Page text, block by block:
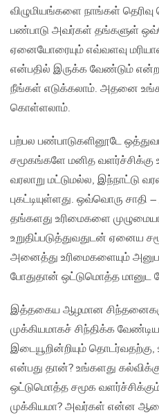
விழுமியங்களை நாங்கள்
பண்பாடு அவர்கள் தங்களுள்
ஏனையோரையும் எவ்வளவு
என்பதில் இருக்க வேண்டும்
நீங்கள் எடுக்கலாம். அதனை
கொள்ளலாம்.
பற்பல பண்பாடுகளினூடே
சமூகங்களே மனித
வரலாறு மட்டுமல்ல, இந்நாட்டு
புகட்டியுள்ளது. ஒவ்வொரு சாதி
தங்களது உரிமைகளை
உறுதிப்படுத்துவதுடன் ஏனைய
அனைத்து உரிமைகளையும்
போதுதான் ஒட்டுமொத்த மானுட
இத்தகைய ஆழமான
முக்கியமாகச் சிந்திக்க
இடையூறின்றியும்
என்பது தான்? உங்களது
ஒட்டுமொத்த சமூக
முக்கியமா? அவர்கள் என்ன